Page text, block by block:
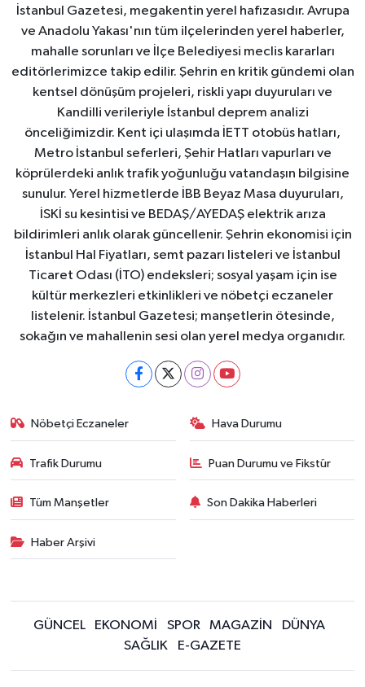
İstanbul Gazetesi, megakentin yerel hafızasıdır. Avrupa
ve Anadolu Yakası'nın tüm ilçelerinden yerel haberler,
mahalle sorunları ve İlçe Belediyesi meclis kararları
editörlerimizce takip edilir. Şehrin en kritik gündemi olan
kentsel dönüşüm projeleri, riskli yapı duyuruları ve
Kandilli verileriyle İstanbul deprem analizi
önceliğimizdir. Kent içi ulaşımda İETT otobüs hatları,
Metro İstanbul seferleri, Şehir Hatları vapurları ve
köprülerdeki anlık trafik yoğunluğu vatandaşın bilgisine
sunulur. Yerel hizmetlerde İBB Beyaz Masa duyuruları,
İSKİ su kesintisi ve BEDAŞ/AYEDAŞ elektrik arıza
bildirimleri anlık olarak güncellenir. Şehrin ekonomisi için
İstanbul Hal Fiyatları, semt pazarı listeleri ve İstanbul
Ticaret Odası (İTO) endeksleri; sosyal yaşam için ise
kültür merkezleri etkinlikleri ve nöbetçi eczaneler
listelenir. İstanbul Gazetesi; manşetlerin ötesinde,
sokağın ve mahallenin sesi olan yerel medya organıdır.
Nöbetçi Eczaneler Hava Durumu
Trafik Durumu Puan Durumu ve Fikstür
Tüm Manşetler Son Dakika Haberleri
Haber Arşivi
GÜNCEL EKONOMİ SPOR MAGAZİN
DÜNYA
SAĞLIK
E-GAZETE